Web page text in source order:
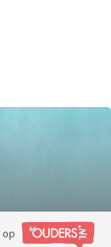
op